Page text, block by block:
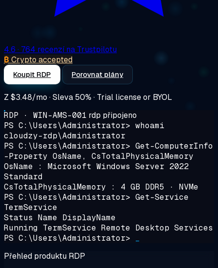
4.6 · 764 recenzí na Trustpilotu
₿ Crypto accepted
Koupit RDP Porovnat plány
Z $3.48/mo · Sleva 50% · Trial license or BYOL
RDP · WIN-AMS-001 rdp připojeno
PS C:\Users\Administrator> whoami
cloudzy-rdp\Administrator
PS C:\Users\Administrator> Get-ComputerInfo
-Property OsName, CsTotalPhysicalMemory
OsName : Microsoft Windows Server 2022
Standard
CsTotalPhysicalMemory : 4 GB DDR5 · NVMe
PS C:\Users\Administrator> Get-Service
TermService
Status Name DisplayName
Running TermService Remote Desktop Services
PS C:\Users\Administrator>
Přehled produktu RDP